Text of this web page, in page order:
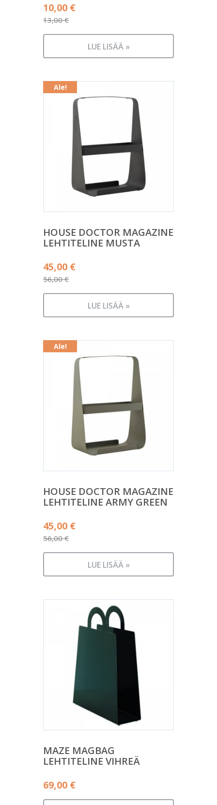
13,00€
Alkuperäinen
hinta
oli:
10,00 €
Nykyinen
on:
LUE LISÄÄ »
Ale!
HOUSE DOCTOR MAGAZINE
LEHTITELINE MUSTA
56,00€
Alkuperäinen
hinta
oli:
45,00 €
Nykyinen
on:
LUE LISÄÄ »
Ale!
HOUSE DOCTOR MAGAZINE
LEHTITELINE ARMY GREEN
56,00€
Alkuperäinen
hinta
oli:
45,00 €
Nykyinen
on:
LUE LISÄÄ »
MAZE MAGBAG
LEHTITELINE VIHREÄ
69,00 €